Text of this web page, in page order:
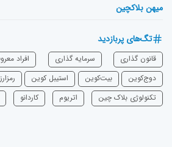
میهن بلاکچین
تگ‌های پربازدید
قانون گذاری سرمایه‌ گذاری افراد
دوج‌کوین
بیت‌کوین استیبل کوین
تکنولوژی بلاک چین
اتریوم ‌کاردانو